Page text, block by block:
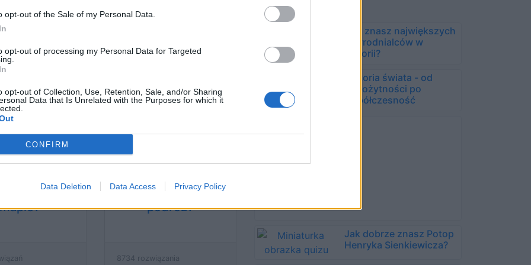
opt-out of the Sale of my Personal Data.
opt-out of processing my Personal Data for Targeted
opt-out of Collection, Use, Retention, Sale, and/or Sharing
Data that Is Unrelated with the Purposes for which it
CONFIRM
Data Deletion Data Access Privacy Policy
świata -
Wiesz, jakie
państwo
mapie? [Świat]
na
mapie?
Dokąd byłaby Twoja
idealna wakacyjna
podróż?
8734 rozwiązania
Czy znasz największych
zwyrodnialców w
historii?
Historia świata - od
starożytności po
współczesność
Jak dobrze znasz Potop
Henryka Sienkiewicza?